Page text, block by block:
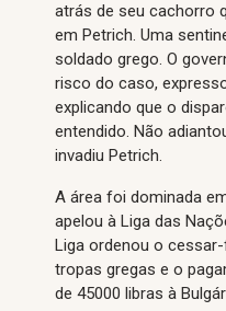
atrás de seu cachorro
em Petrich. Uma
soldado grego. O
risco do caso,
explicando que o
entendido. Não
invadiu Petrich.
A área foi dominada
apelou à Liga das
Liga ordenou o
tropas gregas e o
de 45000 libras à